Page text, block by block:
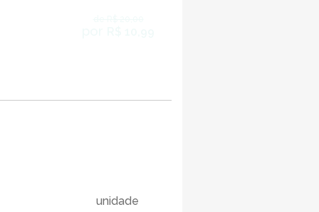
unidade